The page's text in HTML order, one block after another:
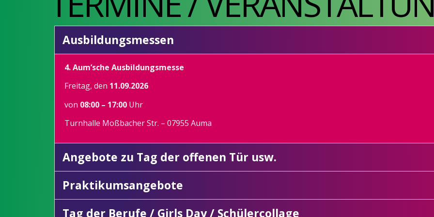
Ausbildungsmessen
4. Aum’sche Ausbildungsmesse
Freitag, den 11.09.2026
von 08:00 – 17:00 Uhr
Turnhalle Moßbacher Str. – 07955 Auma
Angebote zu Tag der offenen Tür usw.
Praktikumsangebote
Tag der Berufe / Girls Day / Schülercollage